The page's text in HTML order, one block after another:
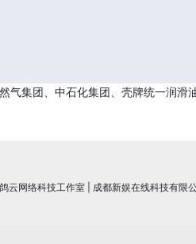
集团、中石化集团、壳牌统一润滑
云网络科技工作室 成都新娱在线科技有限